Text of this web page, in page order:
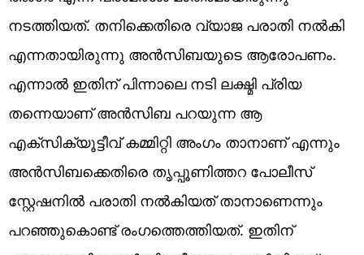
നടത്തിയത്. തനിക്കെതിരെ വ്യാജ പരാതി നൽകി
എന്നതായിരുന്നു അൻസിബയുടെ ആരോപണം.
എന്നാൽ ഇതിന് പിന്നാലെ നടി ലക്ഷ്മി പ്രിയ
തന്നെയാണ് അൻസിബ പറയുന്ന ആ
എക്സിക്യൂട്ടീവ് കമ്മിറ്റി അംഗം താനാണ് എന്നും
അൻസിബക്കെതിരെ തൃപ്പൂണിത്തറ പോലീസ്
സ്റ്റേഷനിൽ പരാതി നൽകിയത് താനാണെന്നും
പറഞ്ഞുകൊണ്ട് രം​ഗത്തെത്തിയത്. ഇതിന്